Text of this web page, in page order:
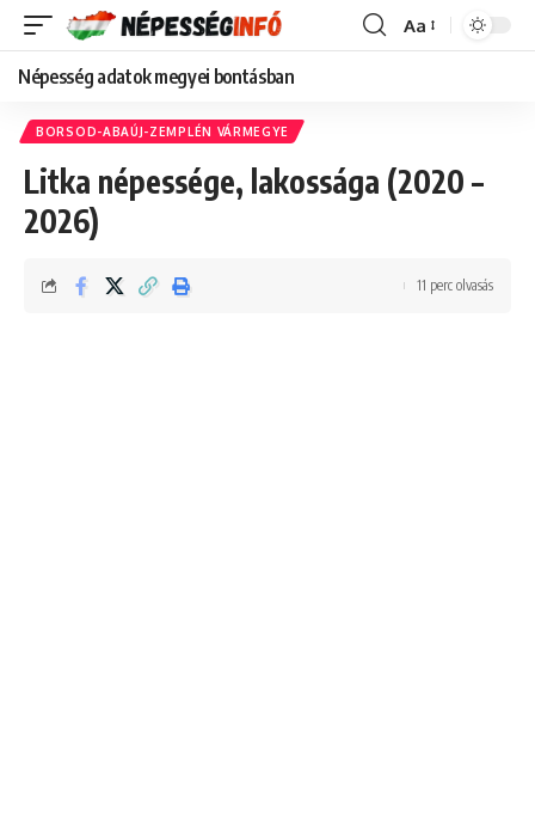
Font
Aa
Népesség adatok megyei bontásban
BORSOD-ABAÚJ-ZEMPLÉN VÁRMEGYE
Litka népessége, lakossága (2020 –
2026)
11 perc olvasás